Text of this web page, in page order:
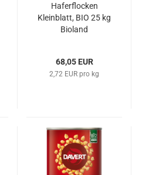
Haferflocken
Kleinblatt, BIO 25 kg
Bioland
68,05 EUR
2,72 EUR pro kg